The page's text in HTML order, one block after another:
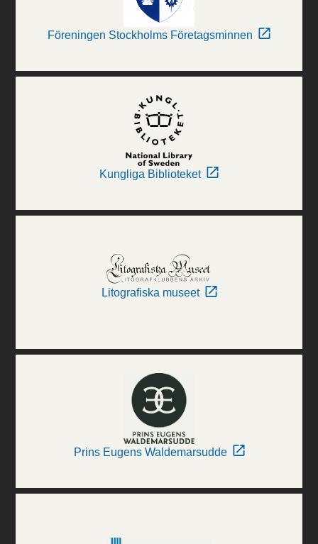
Föreningen Stockholms Företagsminnen
Kungliga Biblioteket
Litografiska museet
Prins Eugens Waldemarsudde